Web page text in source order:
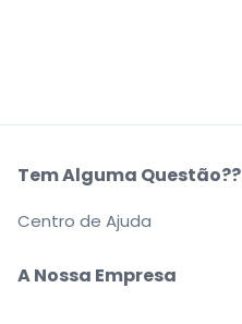
A Nossa Empresa
Tem Alguma Questão??
Centro de Ajuda